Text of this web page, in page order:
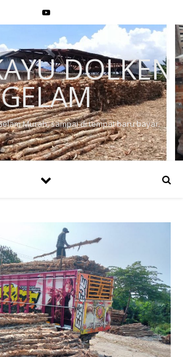
DOLKEN
GELAM
Murah, sampai di tempat baru bayar.